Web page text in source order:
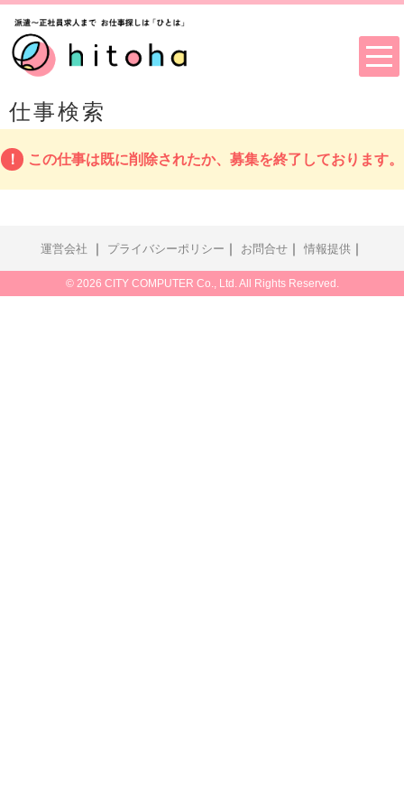
仕事検索
この仕事は既に削除されたか、募集を終了しております。
運営会社 ｜ プライバシーポリシー ｜ お問合せ ｜ 情報提供 ｜
© 2026 CITY COMPUTER Co., Ltd. All Rights Reserved.